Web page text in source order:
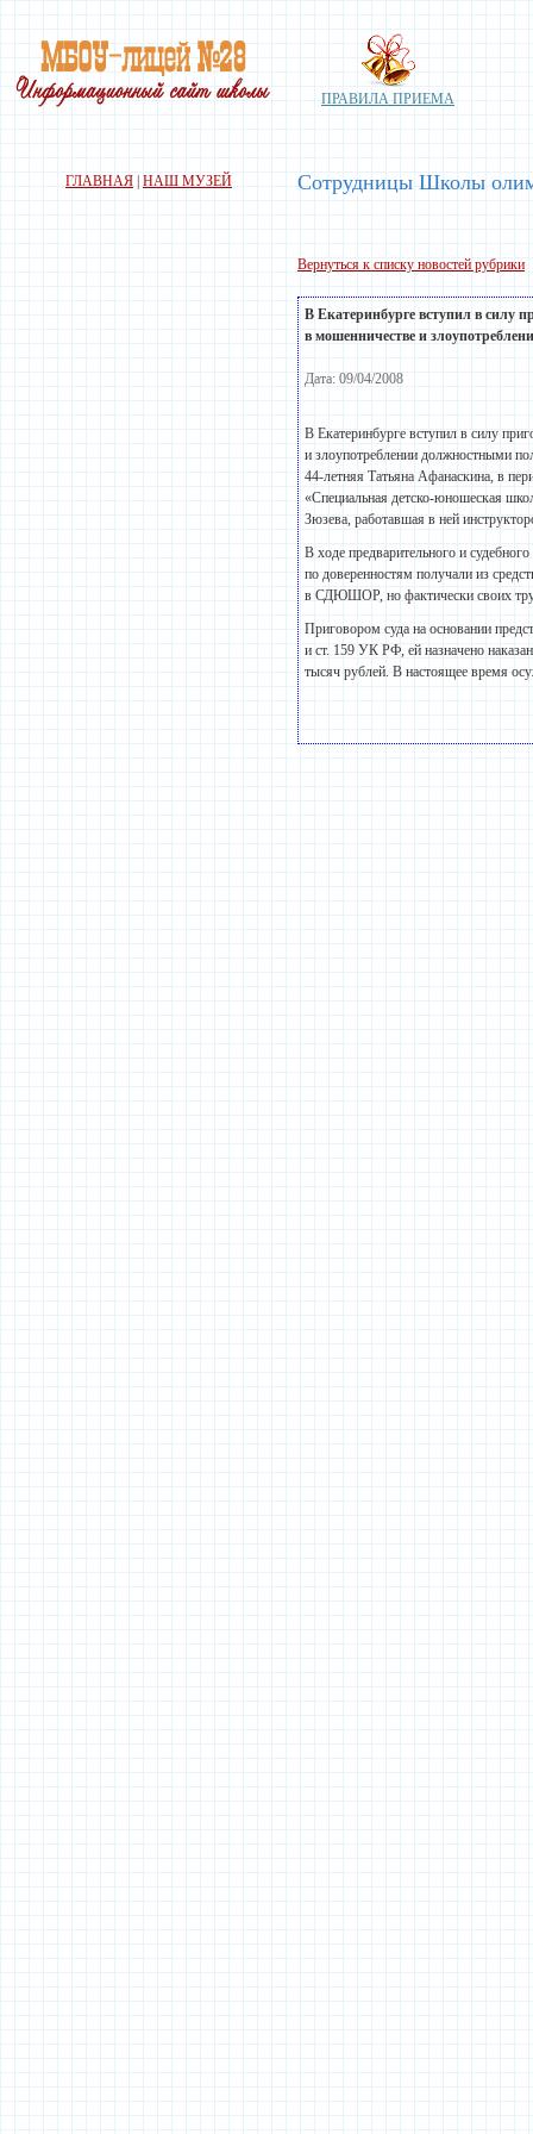
ПРАВИЛА ПРИЕМА
ГЛАВНАЯ НАШ МУЗЕЙ Сотрудницы Школы
Вернуться к списку новостей рубрики
В Екатеринбурге вступил в силу
в мошенничестве и
Дата: 09/04/2008
В Екатеринбурге вступил в силу
и злоупотреблении должностными
44-летняя Татьяна Афанаскина, в
«Специальная детско-юношеская
Зюзева, работавшая в ней
В ходе предварительного и
по доверенностям получали из
в СДЮШОР, но фактически своих
Приговором суда на основании
и ст. 159 УК РФ, ей назначено
тысяч рублей. В настоящее время